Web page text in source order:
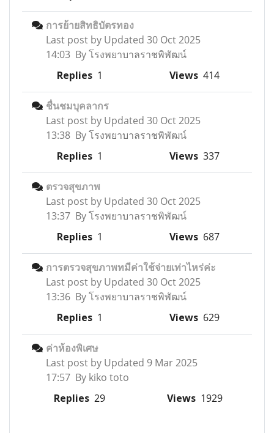
การย้ายสิทธิบัตรทอง
Last post by Updated 30 Oct 2025
14:03 By โรงพยาบาลราชพิพัฒน์
Replies 1 Views 414
ชื่นชมบุคลากร
Last post by Updated 30 Oct 2025
13:38 By โรงพยาบาลราชพิพัฒน์
Replies 1 Views 337
ตรวจสุขภาพ
Last post by Updated 30 Oct 2025
13:37 By โรงพยาบาลราชพิพัฒน์
Replies 1 Views 687
การตรวจสุขภาพทมีค่าใช้จ่ายเท่าไหร่ค่ะ
Last post by Updated 30 Oct 2025
13:36 By โรงพยาบาลราชพิพัฒน์
Replies 1 Views 629
ค่าห้องพิเศษ
Last post by Updated 9 Mar 2025
17:57 By kiko toto
Replies 29 Views 1929